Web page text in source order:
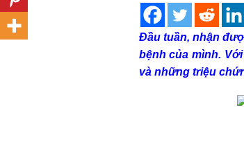
Đầu tuần, nhận
bệnh của mình.
và những triệu